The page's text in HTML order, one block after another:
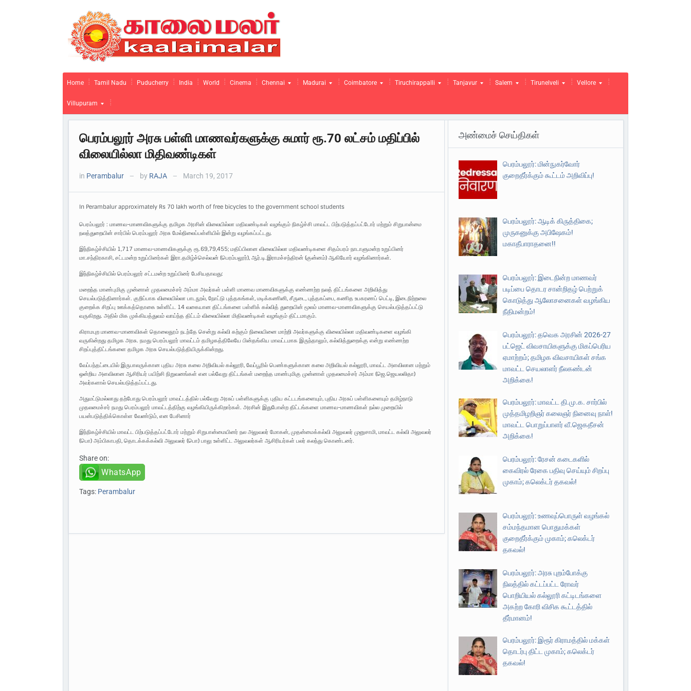
Home Tamil Nadu Puducherry India World Cinema Chennai Madurai Coimbatore Tiruchirappalli Tanjavur Salem Tirunelveli Vellore
Villupuram
பெரம்பலூர் அரசு பள்ளி மாணவர்களுக்கு சுமார் ரூ.70 லட்சம் மதிப்பில்
விலையில்லா மிதிவண்டிகள்
in Perambalur — by RAJA — March 19, 2017
In Perambalur approximately Rs 70 lakh worth of free bicycles to the government school students
பெரம்பலூர் : மாணவ-மாணவிகளுக்கு தமிழக அரசின் விலையில்லா மதிவண்டிகள் வழங்கும் நிகழ்ச்சி மாவட்ட பிற்படுத்தப்பட்டோர் மற்றும் சிறுபான்மை
நலத்துறையின் சார்பில் பெரம்பலூர் அரசு மேல்நிலைப்பள்ளியில் இன்று வழங்கப்பட்டது.
இந்நிகழ்ச்சியில் 1,717 மாணவ-மாணவிகளுக்கு ரூ.69,79,455; மதிப்பிலான விலையில்லா மதிவண்டிகளை சிதம்பரம் நாடாளுமன்ற உறுப்பினர்
மா.சந்திரகாசி, சட்டமன்ற உறுப்பினர்கள் இரா.தமிழ்ச்செல்வன் (பெரம்பலூர்), ஆர்.டி.இராமச்சந்திரன் (குன்னம்) ஆகியோர் வழங்கினார்கள்.
இந்நிகழ்ச்சியில் பெரம்பலூர் சட்டமன்ற உறுப்பினர் பேசியதாவது:
மறைந்த மாண்புமிகு முன்னாள் முதலமைச்சர் அம்மா அவர்கள் பள்ளி மாணவ மாணவிகளுக்கு எண்ணற்ற நலத் திட்டங்களை அறிவித்து
செயல்படுத்தினார்கள். குறிப்பாக விலையில்லா பாடநூல், நோட்டு புத்தகங்கள், மடிக்கணினி, சீருடை, புத்தகப்பை, கணித உபகரணப் பெட்டி, இடைநிற்றலை
குறைக்க சிறப்பு ஊக்கத்தொகை உள்ளிட்ட 14 வகையான திட்டங்களை பள்ளிக் கல்வித் துறையின் மூலம் மாணவ-மாணவிகளுக்கு செயல்படுத்தப்பட்டு
வருகிறது. அதில் மிக முக்கியத்துவம் வாய்ந்த திட்டம் விலையில்லா மிதிவண்டிகள் வழங்கும் திட்டமாகும்.
கிராமபுற மாணவ-மாணவிகள் தொலைதூம் நடந்தே சென்று கல்வி கற்கும் நிலையினை மாற்றி அவர்களுக்கு விலையில்லா மதிவண்டிகளை வழங்கி
வருகின்றது தமிழக அரசு. நமது பெரம்பலூர் மாவட்டம் தமிழகத்திலேயே பின்தங்கிய மாவட்டமாக இருந்தாலும், கல்வித்துறைக்கு என்று எண்ணற்ற
சிறப்புத்திட்டங்களை தமிழக அரசு செயல்படுத்தியிருக்கின்றது.
வேப்பந்தட்டையில் இருபாலருக்கான புதிய அரசு கலை அறிவியல் கல்லூரி, வேப்பூரில் பெண்களுக்கான கலை அறிவியல் கல்லூரி, மாவட்ட அளவிலான மற்றும்
ஒன்றிய அளவிலான ஆசிரியர் பயிற்சி நிறுவனங்கள் என பல்வேறு திட்டங்கள் மறைந்த மாண்புமிகு முன்னாள் முதலமைச்சர் அம்மா (ஜெ.ஜெயலலிதா)
அவர்களால் செயல்படுத்தப்பட்டது.
அதுமட்டுமல்லாது தற்போது பெரம்பலூர் மாவட்டத்தில் பல்வேறு அரசுப் பள்ளிகளுக்கு புதிய கட்டடங்களையும், புதிய அரசுப் பள்ளிகளையும் தமிழ்நாடு
முதலமைச்சர் நமது பெரம்பலூர் மாவட்டத்திற்கு வழங்கியிருக்கிறார்கள். அரசின் இதுபோன்ற திட்டங்களை மாணவ-மாணவிகள் நல்ல முறையில்
பயன்படுத்திக்கொள்ள வேண்டும், என பேசினார்
இந்நிகழ்ச்சியில் மாவட்ட பிற்படுத்தப்பட்டோர் மற்றும் சிறுபான்மையினர் நல அலுவலர் மோகன், முதன்மைக்கல்வி அலுவலர் முனுசாமி, மாவட்ட கல்வி அலுவலர்
(பொ) அம்பிகாபதி, தொடக்கக்கல்வி அலுவலர் (பொ) பாலு உள்ளிட்ட அலுவலர்கள் ஆசிரியர்கள் பலர் கலந்து கொண்டனர்.
Share on:
WhatsApp
Tags: Perambalur
அண்மைச் செய்திகள்
பெரம்பலூர்: மின்நுகர்வோர்
குறைதீர்க்கும் கூட்டம் அறிவிப்பு!
பெரம்பலூர்: ஆடிக் கிருத்திகை;
முருகனுக்கு அபிஷேகம்!
மகாதீபாராதனை!!
பெரம்பலூர்: இடைநின்ற மாணவர்
படிப்பை தொடர சான்றிதழ் பெற்றுக்
கொடுத்து ஆலோசனைகள் வழங்கிய
நீதிமன்றம்!
பெரம்பலூர்: தவெக அரசின் 2026-27
பட்ஜெட் விவசாயிகளுக்கு மிகப்பெரிய
ஏமாற்றம்; தமிழக விவசாயிகள் சங்க
மாவட்ட செயலாளர் நீலகண்டன்
அறிக்கை!
பெரம்பலூர்: மாவட்ட தி.மு.க. சார்பில்
முத்தமிழறிஞர் கலைஞர் நினைவு நாள்!
மாவட்ட பொறுப்பாளர் வீ.ஜெகதீசன்
அறிக்கை!
பெரம்பலூர்: ரேசன் கடைகளில்
கைவிரல் ரேகை பதிவு செய்யும் சிறப்பு
முகாம்; கலெக்டர் தகவல்!
பெரம்பலூர்: உணவுப்பொருள் வழங்கல்
சம்மந்தமான பொதுமக்கள்
குறைதீர்க்கும் முகாம்; கலெக்டர்
தகவல்!
பெரம்பலூர்: அரசு புறம்போக்கு
நிலத்தில் கட்டப்பட்ட ரோவர்
பொறியியல் கல்லூரி கட்டிடங்களை
அகற்ற கோரி விசிக கூட்டத்தில்
தீர்மானம்!
பெரம்பலூர்: இரூர் கிராமத்தில் மக்கள்
தொடர்பு திட்ட முகாம்; கலெக்டர்
தகவல்!